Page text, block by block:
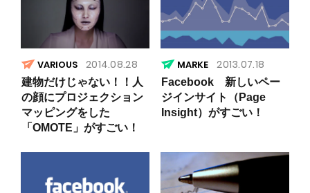
VARIOUS 2014.08.28
建物だけじゃない！！人
の顔にプロジェクション
マッピングをした
「OMOTE」がすごい！
2013.07.18
Facebook 新しいペー
ジインサイト（Page
Insight）がすごい！